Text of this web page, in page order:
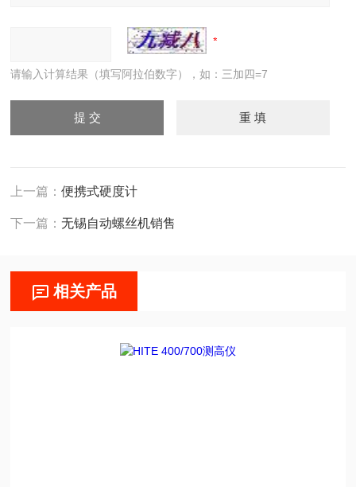
请输入计算结果（填写阿拉伯数字），如：三加四=7
上一篇：便携式硬度计
下一篇：无锡自动螺丝机销售
相关产品